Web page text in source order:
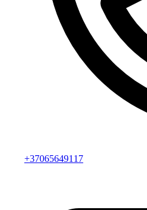
+37065649117